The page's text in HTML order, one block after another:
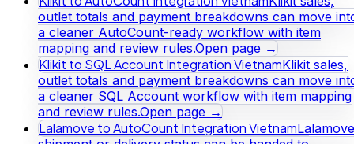
outlet totals and payment breakdowns can move
a cleaner AutoCount-ready workflow with item
mapping and review rules.Open page →
Klikit to SQL Account Integration VietnamKlikit sales,
outlet totals and payment breakdowns can move
a cleaner SQL Account workflow with item mapping
and review rules.Open page →
Lalamove to AutoCount Integration VietnamLalamove